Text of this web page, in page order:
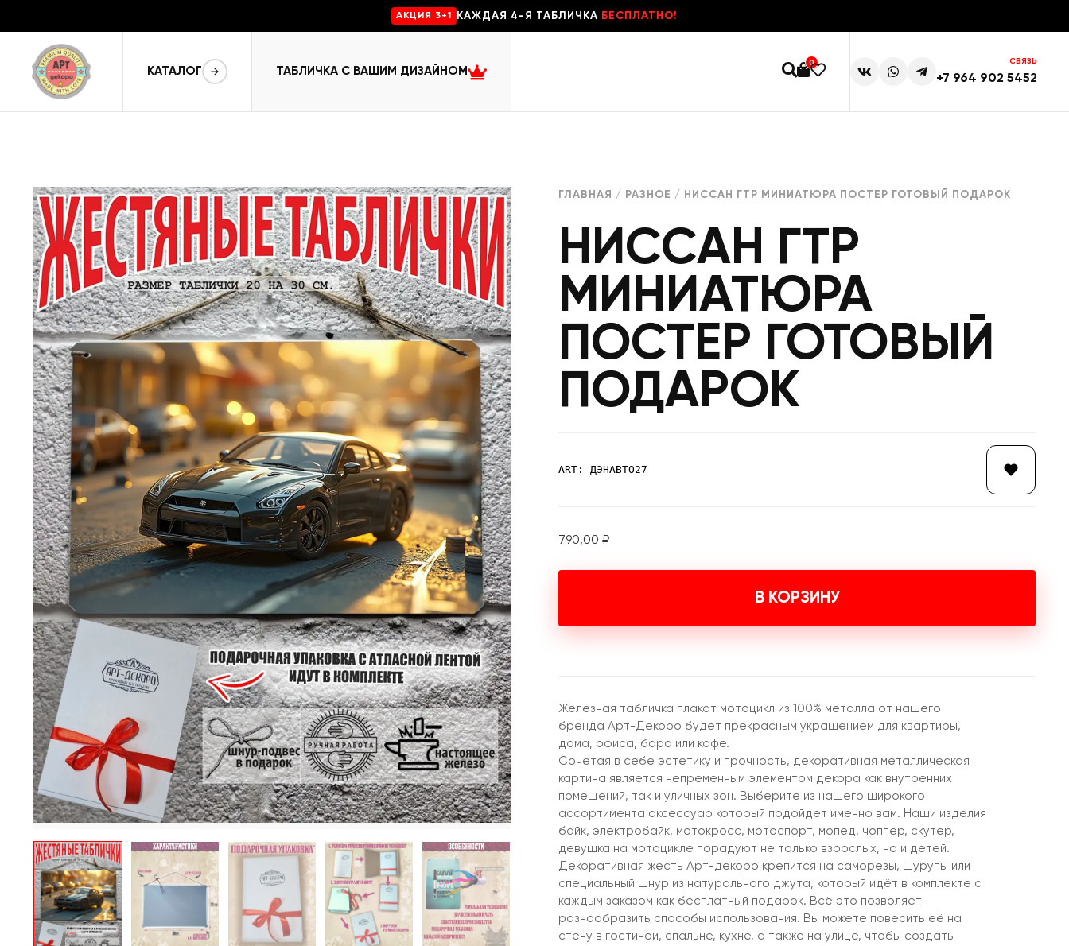
AKЦИЯ 3+1 КАЖДАЯ 4-Я ТАБЛИЧКА БЕСПЛАТНО!
КАТАЛОГ ТАБЛИЧКА С ВАШИМ ДИЗАЙНОМ
0 СВЯЗЬ
+7 964 902 5452
ГЛАВНАЯ / РАЗНОЕ / НИССАН ГТР МИНИАТЮРА ПОСТЕР ГОТОВЫЙ ПОДАРОК
НИССАН ГТР
МИНИАТЮРА
ПОСТЕР ГОТОВЫЙ
ПОДАРОК
ART: ДЭНАВТО27
790,00 ₽
В КОРЗИНУ
Железная табличка плакат мотоцикл из 100% металла от нашего
бренда Арт-Декоро будет прекрасным украшением для квартиры,
дома, офиса, бара или кафе.
Сочетая в себе эстетику и прочность, декоративная металлическая
картина является непременным элементом декора как внутренних
помещений, так и уличных зон. Выберите из нашего широкого
ассортимента аксессуар который подойдет именно вам. Наши изделия
байк, электробайк, мотокросс, мотоспорт, мопед, чоппер, скутер,
девушка на мотоцикле порадуют не только взрослых, но и детей.
Декоративная жесть Арт-декоро крепится на саморезы, шурупы или
специальный шнур из натурального джута, который идёт в комплекте с
каждым заказом как бесплатный подарок. Всё это позволяет
разнообразить способы использования. Вы можете повесить её на
стену в гостиной, спальне, кухне, а также на улице, чтобы создать